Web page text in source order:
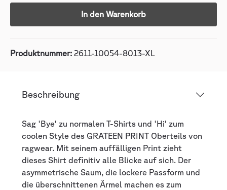
In den Warenkorb
Produktnummer: 2611-10054-8013-XL
Beschreibung
Sag 'Bye' zu normalen T-Shirts und 'Hi' zum
coolen Style des GRATEEN PRINT Oberteils von
ragwear. Mit seinem auffälligen Print zieht
dieses Shirt definitiv alle Blicke auf sich. Der
asymmetrische Saum, die lockere Passform und
die überschnittenen Ärmel machen es zum